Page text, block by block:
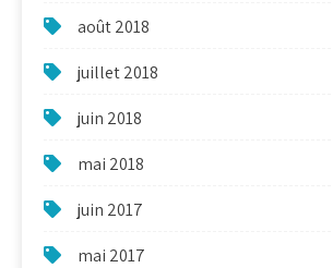
août 2018
juillet 2018
juin 2018
mai 2018
juin 2017
mai 2017